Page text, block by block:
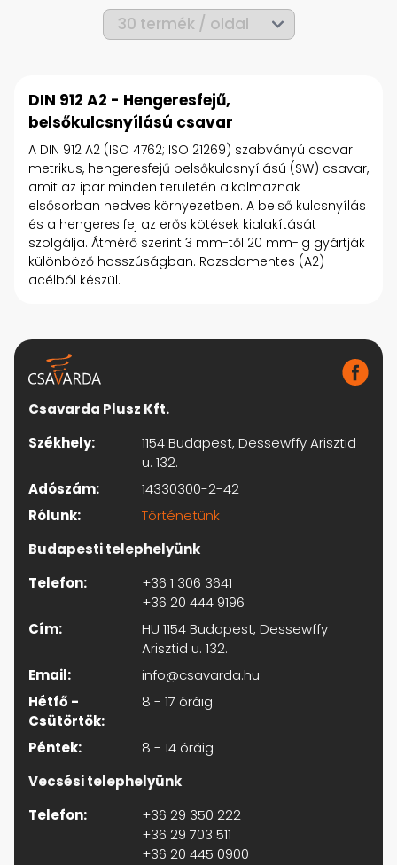
DIN 912 A2 - Hengeresfejű,
belsőkulcsnyílású csavar
A DIN 912 A2 (ISO 4762; ISO 21269) szabványú csavar
metrikus, hengeresfejű belsőkulcsnyílású (SW) csavar,
amit az ipar minden területén alkalmaznak
elsősorban nedves környezetben. A belső kulcsnyílás
és a hengeres fej az erős kötések kialakítását
szolgálja. Átmérő szerint 3 mm-től 20 mm-ig gyártják
különböző hosszúságban. Rozsdamentes (A2)
acélból készül.
Csavarda Plusz Kft.
Székhely:
1154 Budapest, Dessewffy Arisztid
u. 132.
Adószám:
14330300-2-42
Rólunk:
Történetünk
Budapesti telephelyünk
Telefon:
+36 1 306 3641
+36 20 444 9196
Cím:
HU 1154 Budapest, Dessewffy
Arisztid u. 132.
Email:
info@csavarda.hu
Hétfő -
Csütörtök:
8 - 17 óráig
Péntek:
8 - 14 óráig
Vecsési telephelyünk
Telefon:
+36 29 350 222
+36 29 703 511
+36 20 445 0900